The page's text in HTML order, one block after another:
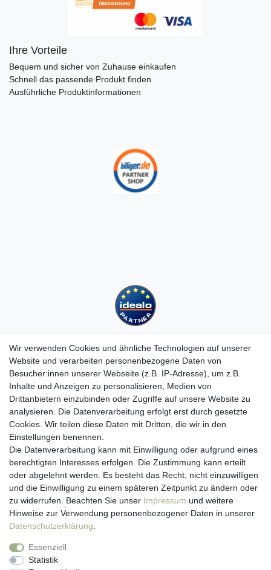
Ihre Vorteile
Bequem und sicher von Zuhause einkaufen
Schnell das passende Produkt finden
Ausführliche Produktinformationen
Kundenservice
Hotline: 07452 - 847 162 0
Kontakt
Anmelden
Registrieren
Newsletter
Versand & Lieferung
Zahlungsarten
viasalutis
Mehr zu viasalutis
Beratungscenter Haut
News
Beliebte Produkte (Top 20)
Wir verwenden Cookies und ähnliche Technologien auf unserer
Website und verarbeiten personenbezogene Daten von
Besucher:innen unserer Webseite (z.B. IP-Adresse), um z.B.
Inhalte und Anzeigen zu personalisieren, Medien von
Drittanbietern einzubinden oder Zugriffe auf unsere Website zu
analysieren. Die Datenverarbeitung erfolgt erst durch gesetzte
Cookies. Wir teilen diese Daten mit Dritten, die wir in den
Einstellungen benennen.
Die Datenverarbeitung kann mit Einwilligung oder aufgrund eines
berechtigten Interesses erfolgen. Die Zustimmung kann erteilt
oder abgelehnt werden. Es besteht das Recht, nicht einzuwilligen
und die Einwilligung zu einem späteren Zeitpunkt zu ändern oder
zu widerrufen. Beachten Sie unser Impressum und weitere
Hinweise zur Verwendung personenbezogener Daten in unserer
Daten­schutz­erklärung
Essenziell
Statistik